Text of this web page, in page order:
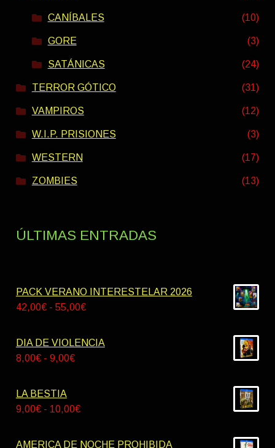
CANÍBALES (10)
GORE (3)
SATÁNICAS (24)
TERROR GÓTICO (31)
VAMPIROS (12)
W.I.P. PRISIONES (3)
WESTERN (17)
ZOMBIES (13)
ÚLTIMAS ENTRADAS
PACK VERANO INTERESTELAR 2026
42,00€ - 55,00€Rango
precios:
DIA DE VIOLENCIA
8,00€ - 9,00€Rango
desde
LA BESTIA
9,00€ - 10,00€Rango
precios:
AMERICA DE NOCHE PROHIBIDA